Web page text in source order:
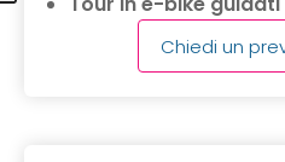
Chiedi un